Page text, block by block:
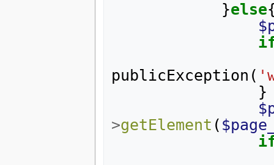
}else
publicException (
}
>getElement (